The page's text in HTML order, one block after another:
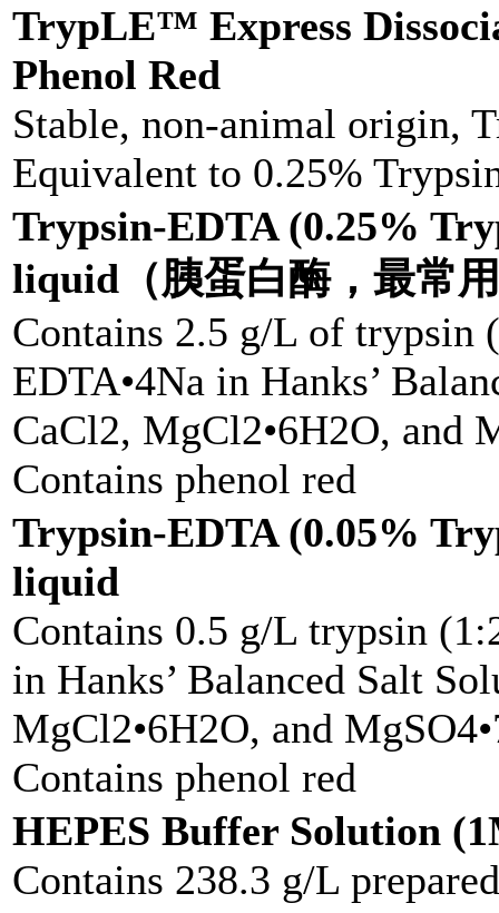
TrypLE™ Express
Phenol Red
Stable, non-animal origin,
Equivalent to 0.25%
Trypsin-EDTA (0.25%
liquid（胰蛋白酶，最常
Contains 2.5 g/L of trypsin
EDTA•4Na in Hanks’
CaCl2, MgCl2•6H2O, and
Contains phenol red
Trypsin-EDTA (0.05%
liquid
Contains 0.5 g/L trypsin
in Hanks’ Balanced Salt
MgCl2•6H2O, and
Contains phenol red
HEPES Buffer Solution
Contains 238.3 g/L